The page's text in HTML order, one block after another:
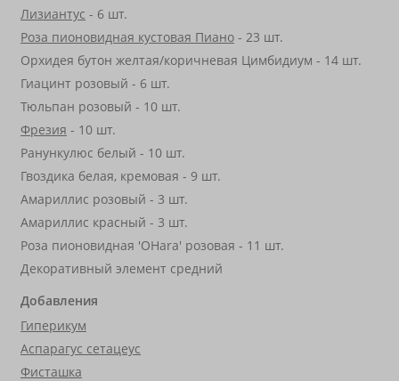
Лизиантус - 6 шт.
Роза пионовидная кустовая Пиано - 23 шт.
Орхидея бутон желтая/коричневая Цимбидиум - 14 шт.
Гиацинт розовый - 6 шт.
Тюльпан розовый - 10 шт.
Фрезия - 10 шт.
Ранункулюс белый - 10 шт.
Гвоздика белая, кремовая - 9 шт.
Амариллис розовый - 3 шт.
Амариллис красный - 3 шт.
Роза пионовидная 'OHara' розовая - 11 шт.
Декоративный элемент средний
Добавления
Гиперикум
Аспарагус сетацеус
Фисташка